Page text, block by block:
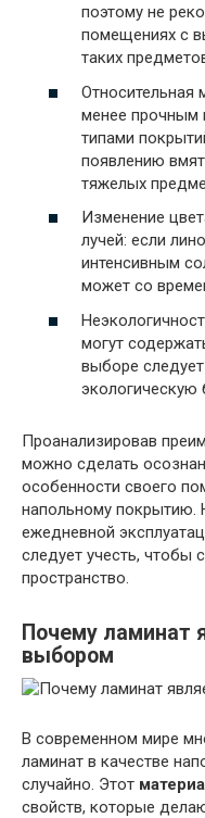
поэтому не
помещениях с
таких
Относительная
менее прочным
типами
появлению
тяжелых
Изменение
лучей: если
интенсивным
может со
могут
выборе
экологическую
Проанализировав
можно сделать
особенности своего
напольному покрытию.
ежедневной
следует учесть, чтобы
пространство.
Почему ламинат
выбором
В современном мире
ламинат в качестве
случайно. Этот
свойств, которые